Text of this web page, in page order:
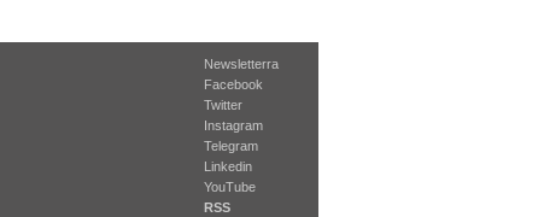
Newsletterra
Facebook
Twitter
Instagram
Telegram
Linkedin
YouTube
RSS